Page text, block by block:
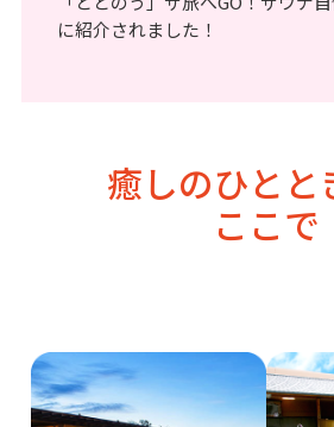
に紹介されました！
癒しのひとと
ここで